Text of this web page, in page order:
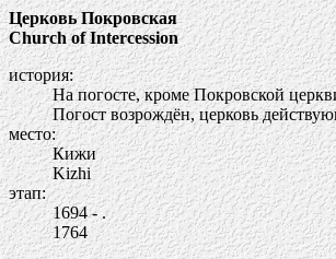
Церковь Покровская
Church of Intercession
история:
На погосте, кроме Покровской
Погост возрождён, церковь
место:
Кижи
Kizhi
этап:
1694 - .
1764